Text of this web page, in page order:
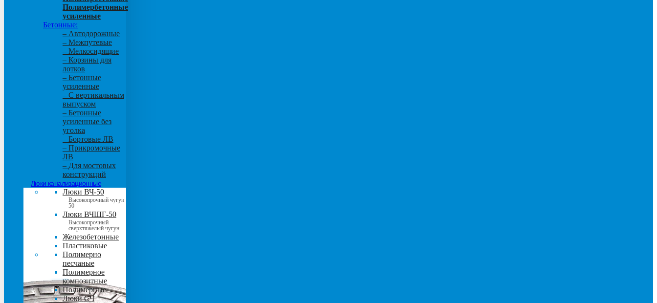
Полимербетонные
усиленные
Бетонные:
– Автодорожные
– Межпутевые
– Мелкосидящие
– Корзины для
лотков
– Бетонные
усиленные
– С вертикальным
выпуском
– Бетонные
усиленные без
уголка
– Бортовые ЛВ
– Прикромочные
ЛВ
– Для мостовых
конструкций
Люки канализационные
Люки ВЧ-50
Высокопрочный чугун
50
Люки ВЧШГ-50
Высокопрочный
сверхтяжелый чугун
Железобетонные
Пластиковые
Полимерно
песчаные
Полимерное
композитные
Полимерные
Люки СЧ